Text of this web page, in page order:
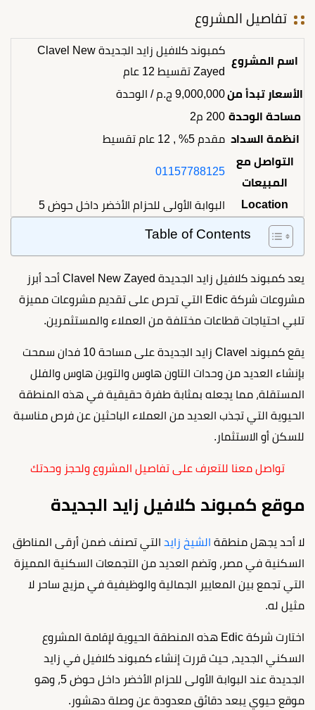
تفاصيل المشروع
اسم المشروع
كمبوند كلافيل زايد الجديدة Clavel New
Zayed تقسيط 12 عام
الأسعار تبدأ من9,000,000 ج.م / الوحدة
مساحة الوحدة 200 م2
انظمة السداد مقدم 5% , 12 عام تقسيط
التواصل مع
المبيعات
01157788125
Location البوابة الأولى للحزام الأخضر داخل حوض 5
Table of Contents
يعد كمبوند كلافيل زايد الجديدة Clavel New Zayed أحد أبرز
مشروعات شركة Edic التي تحرص على تقديم مشروعات مميزة
تلبي احتياجات قطاعات مختلفة من العملاء والمستثمرين.
يقع كمبوند Clavel زايد الجديدة على مساحة 10 فدان سمحت
بإنشاء العديد من وحدات التاون هاوس والتوين هاوس والفلل
المستقلة، مما يجعله بمثابة طفرة حقيقية في هذه المنطقة
الحيوية التي تجذب العديد من العملاء الباحثين عن فرص مناسبة
للسكن أو الاستثمار.
تواصل معنا للتعرف على تفاصيل المشروع ولحجز وحدتك
موقع كمبوند كلافيل زايد الجديدة
لا أحد يجهل منطقة الشيخ زايد التي تصنف ضمن أرقى المناطق
السكنية في مصر، وتضم العديد من التجمعات السكنية المميزة
التي تجمع بين المعايير الجمالية والوظيفية في مزيج ساحر لا
مثيل له.
اختارت شركة Edic هذه المنطقة الحيوية لإقامة المشروع
السكني الجديد، حيث قررت إنشاء كمبوند كلافيل في زايد
الجديدة عند البوابة الأولى للحزام الأخضر داخل حوض 5، وهو
موقع حيوي يبعد دقائق معدودة عن وصلة دهشور.